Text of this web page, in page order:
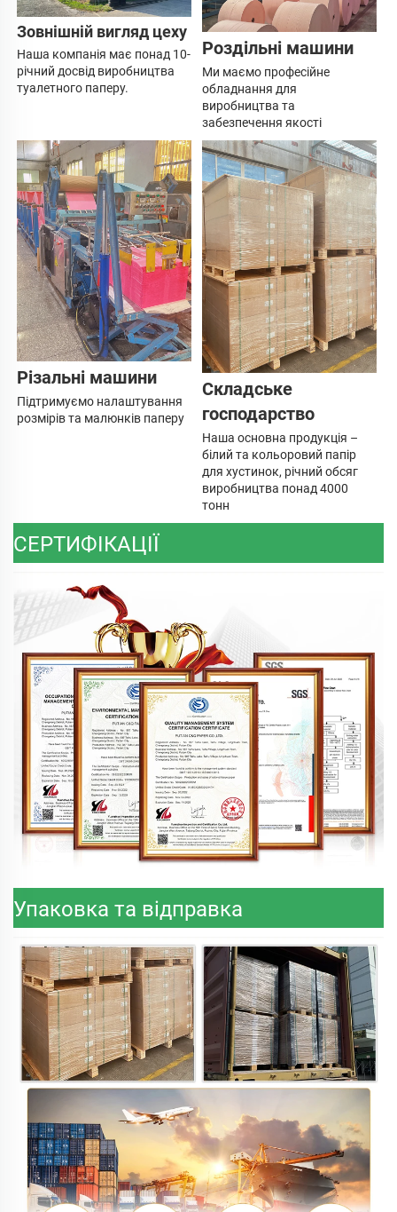
Зовнішній вигляд цеху
Наша компанія має понад 10-
річний досвід виробництва
туалетного паперу.
Роздільні машини
Ми маємо професійне
обладнання для
виробництва та
забезпечення якості
Різальні машини
Підтримуємо налаштування
розмірів та малюнків паперу
Складське
господарство
Наша основна продукція –
білий та кольоровий папір
для хустинок, річний обсяг
виробництва понад 4000
тонн
СЕРТИФІКАЦІЇ
Упаковка та відправка